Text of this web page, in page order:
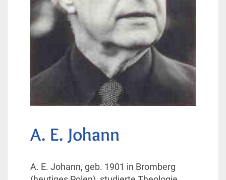
A. E. Johann
A. E. Johann, geb. 1901 in Bromberg